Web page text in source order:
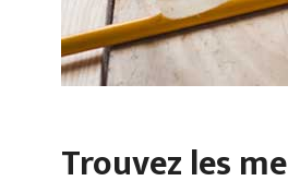
Trouvez les